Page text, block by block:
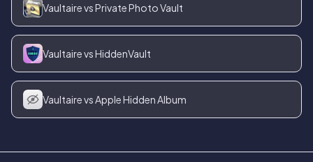
Vaultaire vs Private Photo Vault
Vaultaire vs HiddenVault
Vaultaire vs Apple Hidden Album